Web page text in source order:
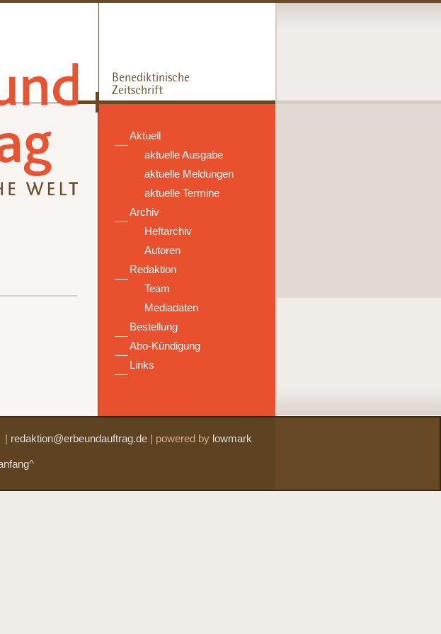
Aktuell
aktuelle Ausgabe
aktuelle Meldungen
aktuelle Termine
Archiv
Heftarchiv
Autoren
Redaktion
Team
Mediadaten
Bestellung
Abo-Kündigung
Links
redaktion@erbeundauftrag.de| powered by lowmark